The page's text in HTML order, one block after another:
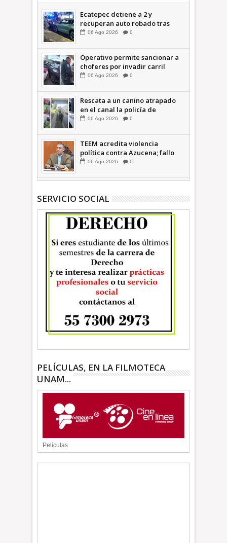
Ecatepec detiene a 2 y
recuperan auto robado tras
operativo con Tecámac +Video
06 Ago 2026 0
Operativo permite sancionar a
choferes por invadir carril
confinado: Ecatepec +Video |
06 Ago 2026 0
Rescata a un canino atrapado
en el canal la policía de
Ecatepec INFORMATIVA
06 Ago 2026 0
TEEM acredita violencia
política contra Azucena; fallo
confirma guerra sucia: Octavio
06 Ago 2026 0
SERVICIO SOCIAL
PELÍCULAS, EN LA FILMOTECA
UNAM...
Películas